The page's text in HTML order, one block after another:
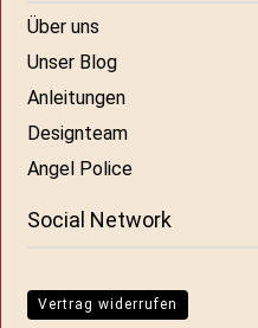
Über uns
Unser Blog
Anleitungen
Designteam
Angel Police
Social Network
Vertrag widerrufen